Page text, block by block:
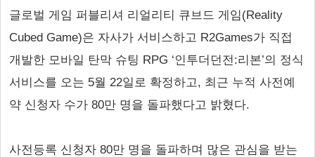
글로벌 게임 퍼블리셔 리얼리티 큐브드 게임(Reality
Cubed Game)은 자사가 서비스하고 R2Games가 직접
개발한 모바일 탄막 슈팅 RPG ‘인투더던전:리본’의 정식
서비스를 오는 5월 22일로 확정하고, 최근 누적 사전예
약 신청자 수가 80만 명을 돌파했다고 밝혔다.
사전등록 신청자 80만 명을 돌파하며 많은 관심을 받는